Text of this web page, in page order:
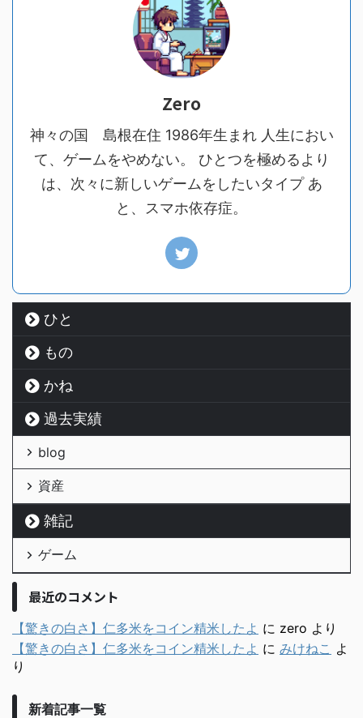
Zero
神々の国 島根在住 1986年生まれ 人生におい
て、ゲームをやめない。 ひとつを極めるより
は、次々に新しいゲームをしたいタイプ あ
と、スマホ依存症。
ひと
もの
かね
過去実績
blog
資産
雑記
ゲーム
最近のコメント
【驚きの白さ】仁多米をコイン精米したよ に zero より
【驚きの白さ】仁多米をコイン精米したよ に みけねこ よ
り
新着記事一覧